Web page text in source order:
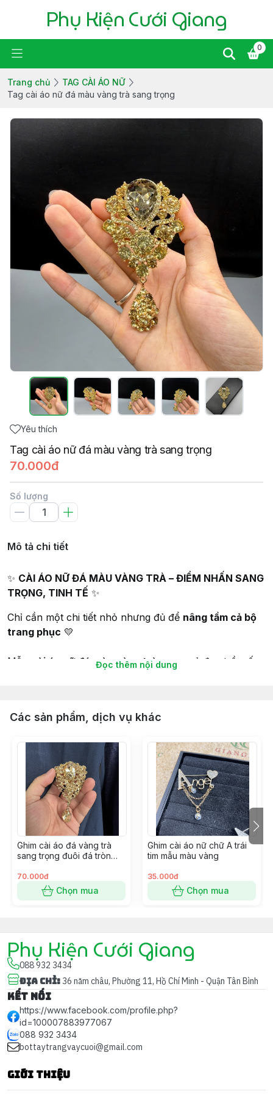
Phụ Kiện Cưới Giang
0
Trang chủ
TAG CÀI ÁO NỮ
Tag cài áo nữ đá màu vàng trà sang trọng
Yêu thích
Tag cài áo nữ đá màu vàng trà sang trọng
70.000đ
Số lượng
Mô tả chi tiết
✨ CÀI ÁO NỮ ĐÁ MÀU VÀNG TRÀ – ĐIỂM NHẤN SANG
TRỌNG, TINH TẾ ✨
Chỉ cần một chi tiết nhỏ nhưng đủ để nâng tầm cả bộ
trang phục 💛
Mẫu cài áo nữ đá màu vàng tràmang vẻ đẹp trầm ấm,
vàng trà ánh kim
: sang nhưng không chói, cực
Thiết kếthanh lịch – tinh xảo
, hợp phong cách hiện
đại lẫn cổ điển
Chất liệu chắc chắn, ghim cài bám tốt, không xô lệch
Phù hợp cài: áo vest, đầm dạ hội, áo dài, khăn choàng
👗PHÙ HỢP VỚI
Đi tiệc, dự sự kiện, họp quan trọng
Quà tặng tinh tế cho mẹ, chị, sếp nữ, cô giáo
Người yêu thích phong cách
có gu
Đọc thêm nội dung
Các sản phẩm, dịch vụ khác
Ghim cài áo đá vàng trà
sang trọng đuôi đá tròn
70.000đ
Chọn mua
Ghim cài áo nữ chữ A trái
tim mẫu màu vàng
35.000đ
Chọn mua
Phụ Kiện Cưới Giang
088 932 3434
Địa chỉ: 36 năm châu, Phường 11, Hồ Chí Minh - Quận Tân Bình
Kết nối
https://www.facebook.com/profile.php?
id=100007883977067
088 932 3434
bottaytrangvaycuoi@gmail.com
Giới thiệu